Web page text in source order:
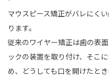
マウスピース矯正がバレにく
ります。
従来のワイヤー矯正は歯の表
ックの装置を取り付け、そこ
め、どうしても口を開けたと